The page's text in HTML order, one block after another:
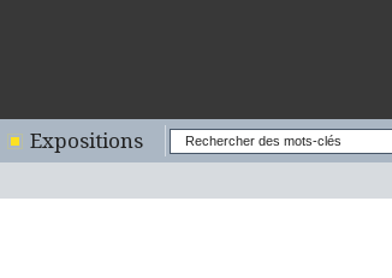
Expositions